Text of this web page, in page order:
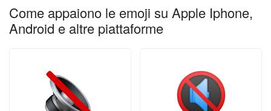
Come appaiono le emoji su Apple Iphone,
Android e altre piattaforme